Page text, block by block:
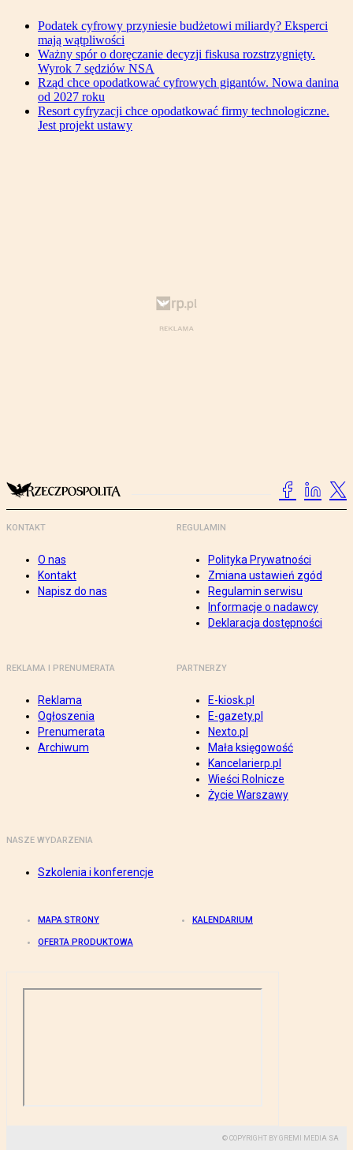
Podatek cyfrowy przyniesie budżetowi miliardy? Eksperci
mają wątpliwości
Ważny spór o doręczanie decyzji fiskusa rozstrzygnięty.
Wyrok 7 sędziów NSA
Rząd chce opodatkować cyfrowych gigantów. Nowa danina
od 2027 roku
Resort cyfryzacji chce opodatkować firmy technologiczne.
Jest projekt ustawy
KONTAKT
O nas
Kontakt
Napisz do nas
REGULAMIN
Polityka Prywatności
Zmiana ustawień zgód
Regulamin serwisu
Informacje o nadawcy
Deklaracja dostępności
REKLAMA I PRENUMERATA
Reklama
Ogłoszenia
Prenumerata
Archiwum
PARTNERZY
E-kiosk.pl
E-gazety.pl
Nexto.pl
Mała księgowość
Kancelarierp.pl
Wieści Rolnicze
Życie Warszawy
NASZE WYDARZENIA
Szkolenia i konferencje
MAPA STRONY KALENDARIUM
OFERTA PRODUKTOWA
© COPYRIGHT BY GREMI MEDIA SA